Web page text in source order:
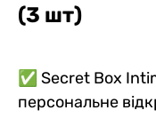
(3 шт)
✅ Secret Box
персональне